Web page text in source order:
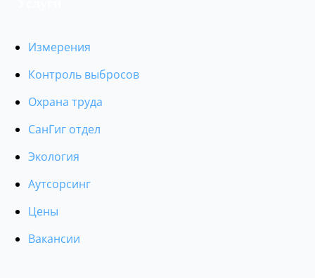
Измерения
Контроль выбросов
Охрана труда
СанГиг отдел
Экология
Аутсорсинг
Цены
Вакансии